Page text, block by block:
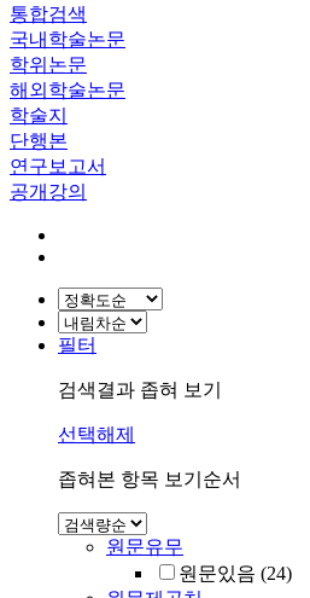
통합검색
국내학술논문
학위논문
해외학술논문
학술지
단행본
연구보고서
공개강의
필터
검색결과 좁혀 보기
선택해제
좁혀본 항목 보기순서
원문유무
원문있음 (24)